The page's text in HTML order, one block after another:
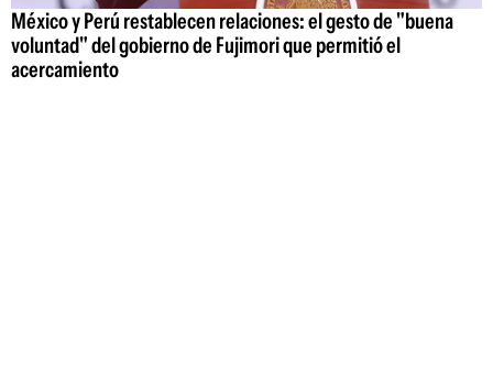
México y Perú restablecen relaciones: el gesto de "buena
voluntad" del gobierno de Fujimori que permitió el
acercamiento